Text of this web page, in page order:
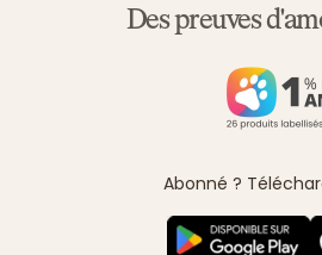
Des preuves
Abonné ?